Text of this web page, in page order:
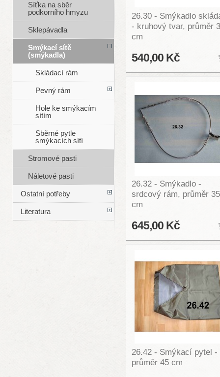
26.30 - Smýkadlo
- kruhový tvar, průměr
cm
540,00 Kč
26.32 - Smýkadlo -
srdcový rám, průměr 35
cm
645,00 Kč
26.42 - Smýkací pytel -
průměr 45 cm
Síťka na sběr
podkorního hmyzu
Sklepávadla
Smýkací sítě
(smýkadla)
Skládací rám
Pevný rám
Hole ke smýkacím
sítím
Sběrné pytle
smýkacích sítí
Stromové pasti
Náletové pasti
Ostatní potřeby
Literatura